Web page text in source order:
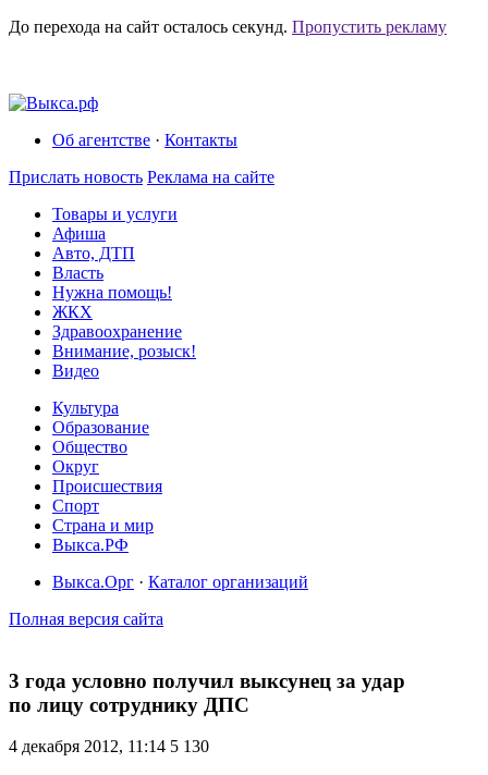
До перехода на сайт осталось секунд. Пропустить рекламу
Об агентстве · Контакты
Прислать новость Реклама на сайте
Товары и услуги
Афиша
Авто, ДТП
Власть
Нужна помощь!
ЖКХ
Здравоохранение
Внимание, розыск!
Видео
Культура
Образование
Общество
Округ
Происшествия
Спорт
Страна и мир
Выкса.РФ
Выкса.Орг · Каталог организаций
Полная версия сайта
3 года условно получил выксунец за удар
по лицу сотруднику ДПС
4 декабря 2012, 11:14 5 130